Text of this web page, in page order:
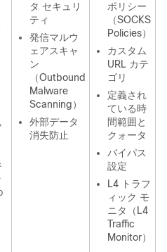
タ セキュリ
ティ
発信マルウ
ェアスキャ
ン
（Outbound
Malware
Scanning）
外部データ
消失防止
ポリシー
（SOCKS
Policies）
カスタム
URL カテ
ゴリ
定義され
ている時
間範囲と
クォータ
バイパス
設定
L4 トラフ
ィック モ
ニタ（L4
Traffic
Monitor）